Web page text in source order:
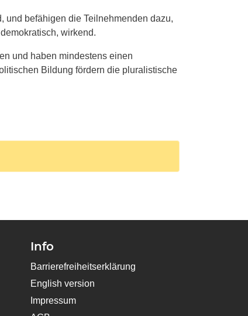
und befähigen die Teilnehmenden dazu,
wirkend.
und haben mindestens einen
Bildung fördern die pluralistische
Info
Barrierefreiheitserklärung
English version
Impressum